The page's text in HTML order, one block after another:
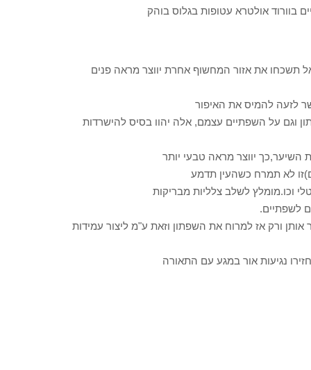
בוורוד אולטרא עטופות בגלוס בוהק
תשכחו את אזור המחשוף אחרת יווצר מראה פנים
וגם על השפתיים עצמם, אלה יהוו בסיס להישרדות
ורק אז למרוח את השפתון וזאת ע"מ ליצור עמידות